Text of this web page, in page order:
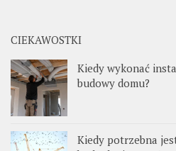
CIEKAWOSTKI
Kiedy wykonać
budowy domu?
Kiedy potrzebna